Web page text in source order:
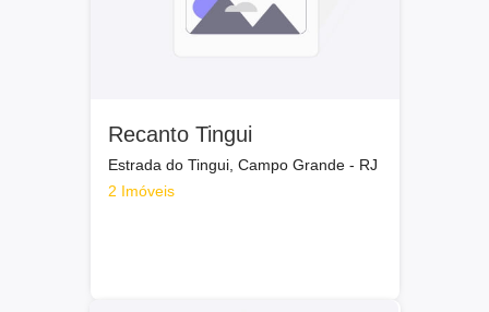
Recanto Tingui
Estrada do Tingui, Campo Grande - RJ
2 Imóveis